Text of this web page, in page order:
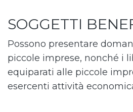
SOGGETTI
Possono presentare
piccole imprese, nonché i
equiparati alle piccole
esercenti attività